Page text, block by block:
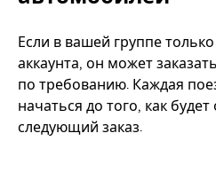
Если в вашей группе
аккаунта, он может
по требованию. Каждая
начаться до того, как
следующий заказ.